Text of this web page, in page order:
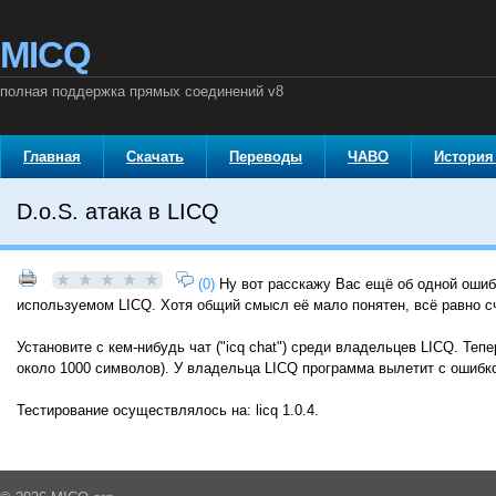
MICQ
полная поддержка прямых соединений v8
Главная Скачать Переводы ЧАВО
D.o.S. атака в LICQ
(0) Ну вот расскажу Вас ещё об одной
используемом LICQ. Хотя общий смысл её мало понятен, всё равно
Установите с кем-нибудь чат ("icq chat") среди владельцев LICQ.
около 1000 символов). У владельца LICQ программа вылетит с
Тестирование осуществлялось на: licq 1.0.4.